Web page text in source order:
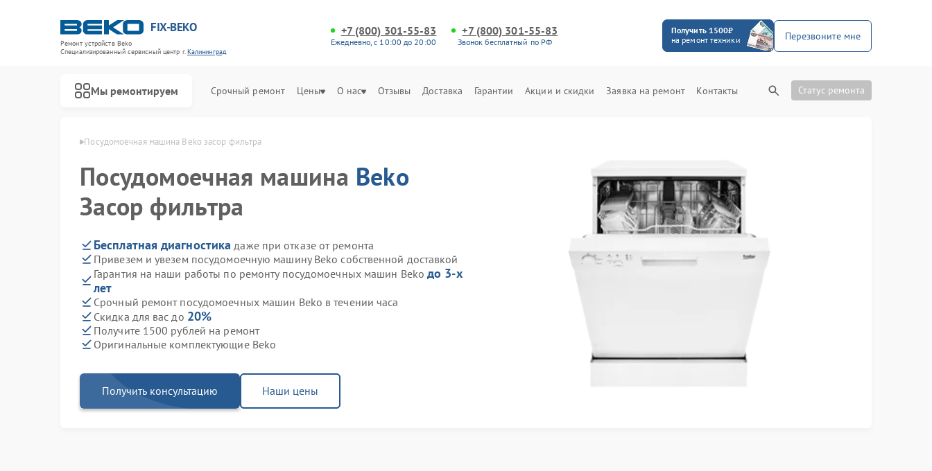
FIX-BEKO
Ремонт устройств Beko
Специализированный cервисный центр г.Калининград
+7 (800) 301-55-83
Ежедневно, с 10:00 до 20:00
+7 (800) 301-55-83
Звонок бесплатный по РФ
Получить 1500₽
на ремонт техники
Перезвоните мне
Мы ремонтируем Срочный ремонт Цены О нас Отзывы Доставка Гарантии Акции и скидки Заявка на ремонт Контакты Статус ремонта
в Калининграде Посудомоечная машина Beko засор фильтра
Посудомоечная машина Beko
Засор фильтра
Бесплатная диагностика даже при отказе от ремонта
Привезем и увезем посудомоечную машину Beko собственной доставкой
Гарантия на наши работы по ремонту посудомоечных машин Beko до 3-х
лет
Срочный ремонт посудомоечных машин Beko в течении часа
Скидка для вас до 20%
Получите 1500 рублей на ремонт
Оригинальные комплектующие Beko
Получить консультацию Наши цены